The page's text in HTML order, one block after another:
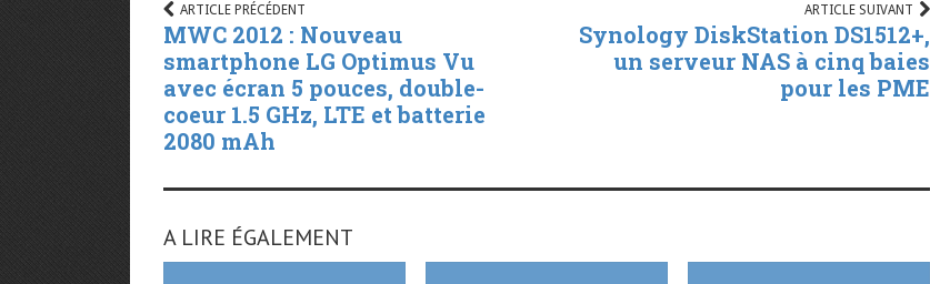
ARTICLE PRÉCÉDENT
MWC 2012 : Nouveau
smartphone LG Optimus Vu
avec écran 5 pouces, double-
coeur 1.5 GHz, LTE et batterie
2080 mAh
ARTICLE SUIVANT
Synology DiskStation DS1512+,
un serveur NAS à cinq baies
pour les PME
A LIRE ÉGALEMENT